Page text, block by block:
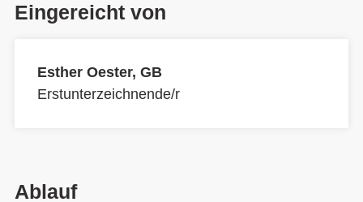
Eingereicht von
Esther Oester, GB
Erstunterzeichnende/r
Ablauf